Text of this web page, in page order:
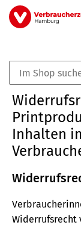
Direkt
zum
Inhalten
Widerrufsrecht